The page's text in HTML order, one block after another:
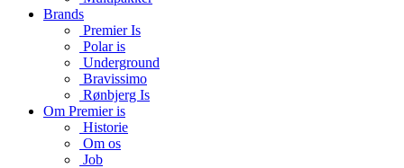
Brands
Premier Is
Polar is
Underground
Bravissimo
Rønbjerg Is
Om Premier is
Historie
Om os
Job